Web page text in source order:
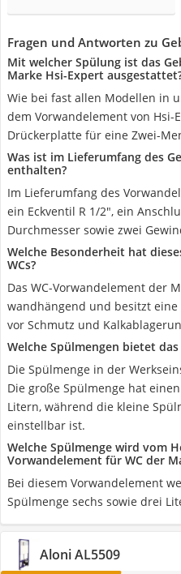
Fragen und Antworten zu
Mit welcher Spülung ist das
Marke Hsi-Expert
Wie bei fast allen Modellen in
dem Vorwandelement von Hsi-
Drückerplatte für eine Zwei-
Was ist im Lieferumfang des
enthalten?
Im Lieferumfang des
ein Eckventil R 1/2", ein
Durchmesser sowie zwei
Welche Besonderheit hat
WCs?
Das WC-Vorwandelement der
wandhängend und besitzt eine
vor Schmutz und
Welche Spülmengen bietet
Die Spülmenge in der
Die große Spülmenge hat
Litern, während die kleine
einstellbar ist.
Welche Spülmenge wird vom
Vorwandelement für WC der
Bei diesem Vorwandelement
Spülmenge sechs sowie drei
Aloni AL5509